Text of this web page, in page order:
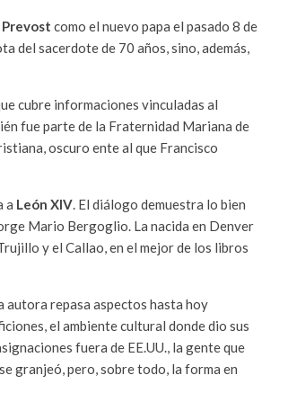
como el nuevo papa el pasado 8 de
del sacerdote de 70 años, sino, además,
cubre informaciones vinculadas al
fue parte de la Fraternidad Mariana de
oscuro ente al que Francisco
a León XIV. El diálogo demuestra lo bien
Mario Bergoglio. La nacida en Denver
y el Callao, en el mejor de los libros
autora repasa aspectos hasta hoy
el ambiente cultural donde dio sus
fuera de EE.UU., la gente que
granjeó, pero, sobre todo, la forma en